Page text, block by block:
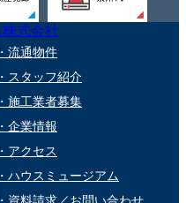
・流通物件
・スタッフ紹介
・施工業者募集
・企業情報
・アクセス
・ハウスミュージアム